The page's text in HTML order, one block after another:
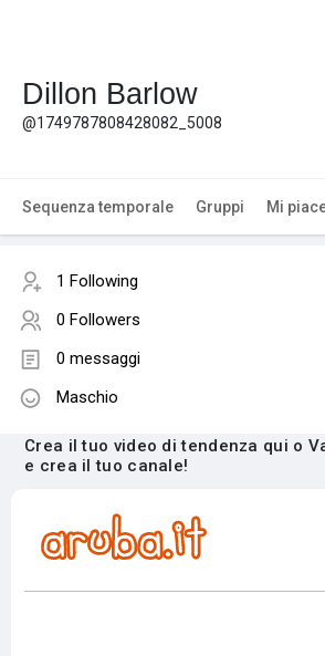
Dillon Barlow
@1749787808428082_5008
Sequenza temporale Gruppi Mi
1 Following
0 Followers
0 messaggi
Maschio
Crea il tuo video di tendenza qui o
e crea il tuo canale!